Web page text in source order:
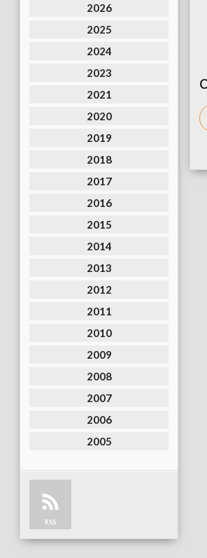
2026
2025
2024
2023
2021
2020
2019
2018
2017
2016
2015
2014
2013
2012
2011
2010
2009
2008
2007
2006
2005
RSS